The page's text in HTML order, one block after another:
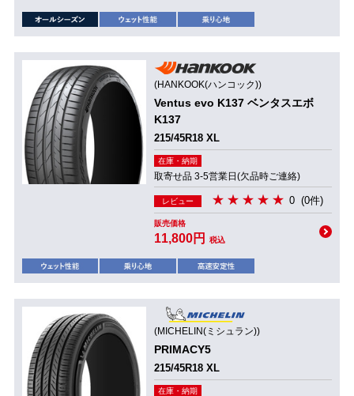
(HANKOOK(ハンコック))
Ventus evo K137 ベンタスエボ
K137
215/45R18 XL
在庫・納期
取寄せ品 3-5営業日(欠品時ご連絡)
レビュー 0 (0件)
販売価格
11,800円 税込
(MICHELIN(ミシュラン))
PRIMACY5
215/45R18 XL
在庫・納期